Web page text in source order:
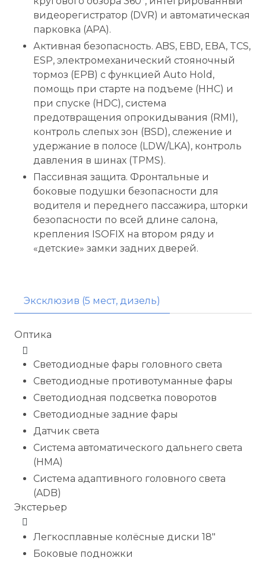
видеорегистратор (DVR) и автоматическая
парковка (APA).
Активная безопасность. ABS, EBD, EBA, TCS,
ESP, электромеханический стояночный
тормоз (EPB) c функцией Auto Hold,
помощь при старте на подъеме (HHC) и
при спуске (HDC), система
предотвращения опрокидывания (RMI),
контроль слепых зон (BSD), слежение и
удержание в полосе (LDW/LKA), контроль
давления в шинах (TPMS).
Пассивная защита. Фронтальные и
боковые подушки безопасности для
водителя и переднего пассажира, шторки
безопасности по всей длине салона,
крепления ISOFIX на втором ряду и
«детские» замки задних дверей.
Эксклюзив (5 мест, дизель)
Оптика
Светодиодные фары головного света
Светодиодные противотуманные фары
Светодиодная подсветка поворотов
Светодиодные задние фары
Датчик света
Система автоматического дальнего света
(HMA)
Система адаптивного головного света
(ADB)
Экстерьер
Легкосплавные колёсные диски 18"
Боковые подножки